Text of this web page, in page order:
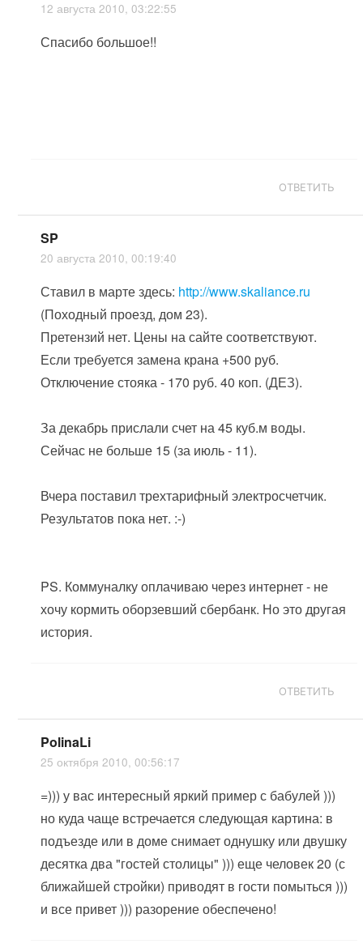
12 августа 2010, 03:22:55
Спасибо большое!!
ОТВЕТИТЬ
SP
20 августа 2010, 00:19:40
Ставил в марте здесь: http://www.skaliance.ru
(Походный проезд, дом 23).
Претензий нет. Цены на сайте соответствуют.
Если требуется замена крана +500 руб.
Отключение стояка - 170 руб. 40 коп. (ДЕЗ).
За декабрь прислали счет на 45 куб.м воды.
Сейчас не больше 15 (за июль - 11).
Вчера поставил трехтарифный электросчетчик.
Результатов пока нет. :-)
PS. Коммуналку оплачиваю через интернет - не
хочу кормить оборзевший сбербанк. Но это другая
история.
ОТВЕТИТЬ
PolinaLi
25 октября 2010, 00:56:17
=))) у вас интересный яркий пример с бабулей )))
но куда чаще встречается следующая картина: в
подъезде или в доме снимает однушку или двушку
десятка два "гостей столицы" ))) еще человек 20 (с
ближайшей стройки) приводят в гости помыться )))
и все привет ))) разорение обеспечено!